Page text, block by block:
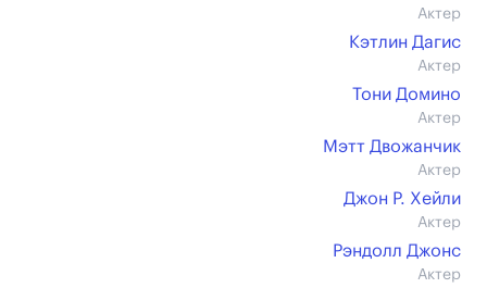
Актер
Кэтлин Дагис
Актер
Тони Домино
Актер
Мэтт Двожанчик
Актер
Джон Р. Хейли
Актер
Рэндолл Джонс
Актер